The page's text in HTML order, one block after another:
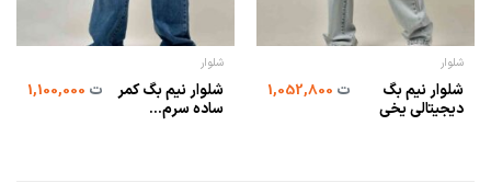
شلوار
شلوار نیم بگ
دیجیتالی یخی
ت1,052,800
شلوار
شلوار نیم بگ کمر
ساده سرم...
ت1,100,000